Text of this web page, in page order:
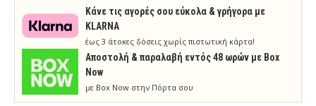
Κάνε τις αγορές σου εύκολα & γρήγορα με
KLARNA
έως 3 άτοκες δόσεις χωρίς πιστωτική κάρτα!
Aποστολή & παραλαβή εντός 48 ωρών με Box
Now
με Box Now στην Πόρτα σου